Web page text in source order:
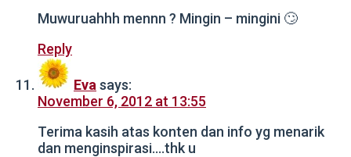
Muwuruahhh mennn ? Mingin – mingini 🙄
Reply
Eva says:
November 6, 2012 at 13:55
Terima kasih atas konten dan info yg menarik
dan menginspirasi….thk u